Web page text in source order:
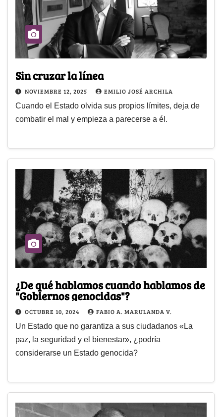
Sin cruzar la línea
NOVIEMBRE 12, 2025 EMILIO JOSÉ ARCHILA
Cuando el Estado olvida sus propios límites, deja de
combatir el mal y empieza a parecerse a él.
¿De qué hablamos cuando hablamos de
"Gobiernos genocidas"?
OCTUBRE 10, 2024 FABIO A. MARULANDA V.
Un Estado que no garantiza a sus ciudadanos «La
paz, la seguridad y el bienestar», ¿podría
considerarse un Estado genocida?